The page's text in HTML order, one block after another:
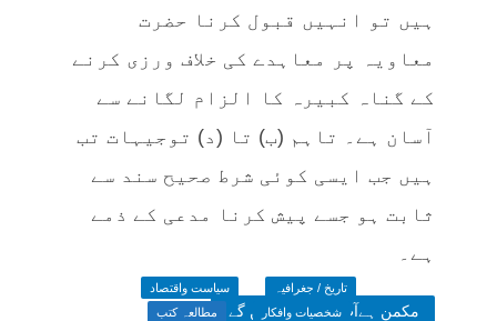
ہیں تو انہیں قبول کرنا حضرت
معاویہ پر معاہدے کی خلاف ورزی کرنے
کے گناہ کبیرہ کا الزام لگانے سے
آسان ہے۔ تاہم (ب) تا (د) توجیہات تب
ہیں جب ایسی کوئی شرط صحیح سند سے
ثابت ہو جسے پیش کرنا مدعی کے ذمے
ہے۔
مکمن ہےآپ پسند فرمائیں گے
تاریخ / جغرافیہ
سیاست واقتصاد
شخصیات وافکار
مطالعہ کتب